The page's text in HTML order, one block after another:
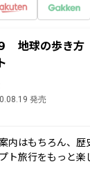
地球の歩き
発売
内はもちろん、歴
旅行をもっと楽